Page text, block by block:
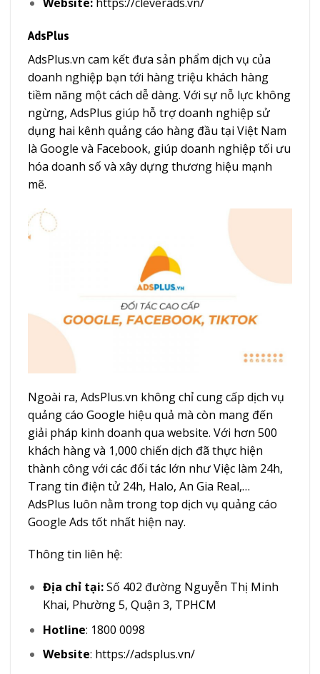
AdsPlus
AdsPlus.vn cam kết đưa sản phẩm dịch vụ của
doanh nghiệp bạn tới hàng triệu khách hàng
tiềm năng một cách dễ dàng. Với sự nỗ lực không
ngừng, AdsPlus giúp hỗ trợ doanh nghiệp sử
dụng hai kênh quảng cáo hàng đầu tại Việt Nam
là Google và Facebook, giúp doanh nghiệp tối ưu
hóa doanh số và xây dựng thương hiệu mạnh
mẽ.
Ngoài ra, AdsPlus.vn không chỉ cung cấp dịch vụ
quảng cáo Google hiệu quả mà còn mang đến
giải pháp kinh doanh qua website. Với hơn 500
khách hàng và 1,000 chiến dịch đã thực hiện
thành công với các đối tác lớn như Việc làm 24h,
Trang tin điện tử 24h, Halo, An Gia Real,…
AdsPlus luôn nằm trong top dịch vụ quảng cáo
Google Ads tốt nhất hiện nay.
Thông tin liên hệ:
Địa chỉ tại:Số 402 đường Nguyễn Thị Minh
Khai, Phường 5, Quận 3, TPHCM
Hotline: 1800 0098
Website: https://adsplus.vn/